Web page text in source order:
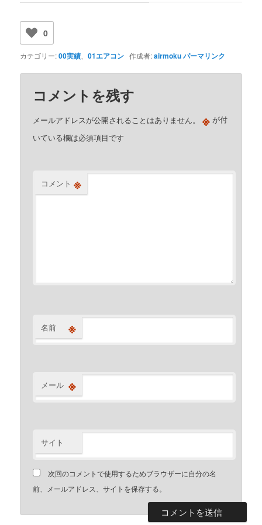
0
カテゴリー:00実績 、01エアコン 作成者:airmokuパーマリンク
コメントを残す
メールアドレスが公開されることはありません。 ※ が付
いている欄は必須項目です
コメント ※
名前 ※
メール ※
サイト
次回のコメントで使用するためブラウザーに自分の名
前、メールアドレス、サイトを保存する。